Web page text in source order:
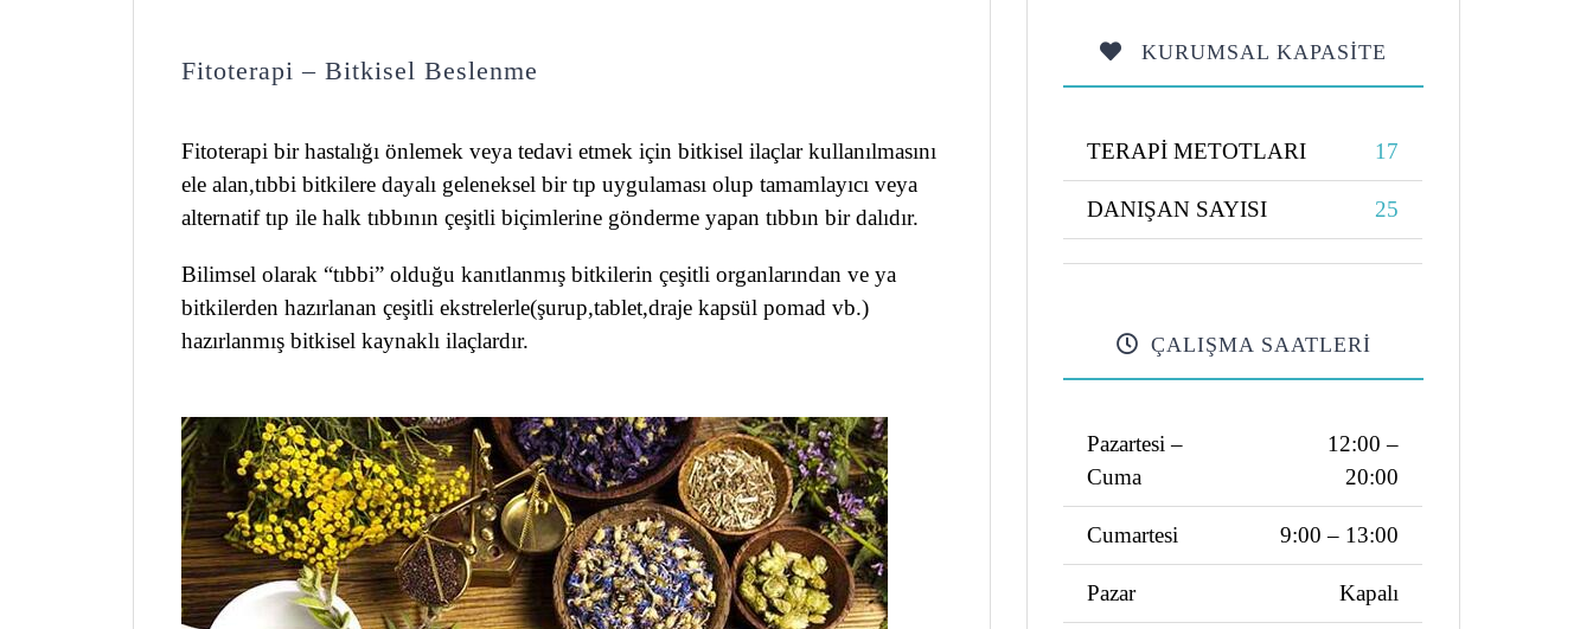
Fitoterapi – Bitkisel Beslenme
Fitoterapi bir hastalığı önlemek veya tedavi etmek için bitkisel ilaçlar kullanılmasını
ele alan,tıbbi bitkilere dayalı geleneksel bir tıp uygulaması olup tamamlayıcı veya
alternatif tıp ile halk tıbbının çeşitli biçimlerine gönderme yapan tıbbın bir dalıdır.
Bilimsel olarak “tıbbi” olduğu kanıtlanmış bitkilerin çeşitli organlarından ve ya
bitkilerden hazırlanan çeşitli ekstrelerle(şurup,tablet,draje kapsül pomad vb.)
hazırlanmış bitkisel kaynaklı ilaçlardır.
KURUMSAL KAPASİTE
TERAPİ METOTLARI 17
DANIŞAN SAYISI 25
ÇALIŞMA SAATLERİ
Pazartesi –
Cuma
12:00 –
20:00
Cumartesi 9:00 – 13:00
Pazar Kapalı